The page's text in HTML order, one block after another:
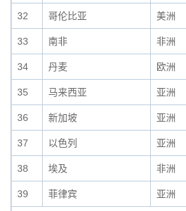
32 哥伦比亚 美洲
33 南非 非洲
34 丹麦 欧洲
35 马来西亚 亚洲
36 新加坡 亚洲
37 以色列 亚洲
38 埃及 非洲
39 菲律宾 亚洲